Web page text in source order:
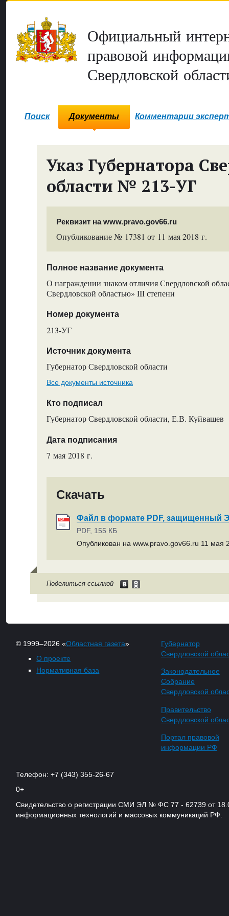
Официальный
правовой
Свердловской
Поиск Документы Комментарии
Указ Губернатора
области № 213-УГ
Реквизит на www.pravo.gov66.ru
Опубликование № 17381 от 11 мая 2018 г.
Полное название документа
О награждении знаком отличия Свердловской
Свердловской областью» III степени
Номер документа
213-УГ
Источник документа
Губернатор Свердловской области
Все документы источника
Кто подписал
Губернатор Свердловской области, Е.В. Куйвашев
Дата подписания
7 мая 2018 г.
Скачать
Файл в формате PDF, защищенный
PDF, 155 КБ
Опубликован на www.pravo.gov66.ru 11 мая
Поделиться ссылкой
© 1999–2026 «Областная газета»
О проекте
Нормативная база
Губернатор
Свердловской
Законодательное
Собрание
Свердловской
Правительство
Свердловской
Портал правовой
информации РФ
Телефон: +7 (343) 355-26-67
0+
Свидетельство о регистрации СМИ ЭЛ № ФС 77 - 62739 от
информационных технологий и массовых коммуникаций РФ.